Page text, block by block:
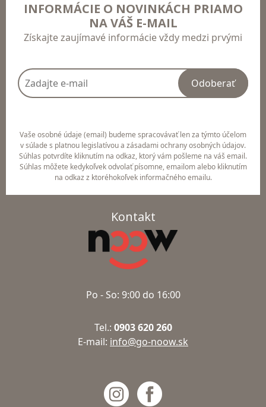
INFORMÁCIE O NOVINKÁCH PRIAMO
NA VÁŠ E-MAIL
Získajte zaujímavé informácie vždy medzi prvými
Odoberať
Vaše osobné údaje (email) budeme spracovávať len za týmto účelom
v súlade s platnou legislatívou a zásadami ochrany osobných údajov.
Súhlas potvrdíte kliknutím na odkaz, ktorý vám pošleme na váš email.
Súhlas môžete kedykoľvek odvolať písomne, emailom alebo kliknutím
na odkaz z ktoréhokoľvek informačného emailu.
Kontakt
Po - So: 9:00 do 16:00
Tel.: 0903 620 260
E-mail: info@go-noow.sk